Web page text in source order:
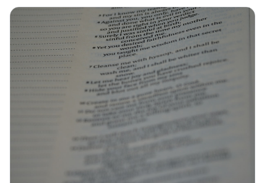
voor elke SEO-professional.